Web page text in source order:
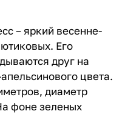
– яркий весенне-
Его
друг на
цвета.
диаметр
фоне зеленых